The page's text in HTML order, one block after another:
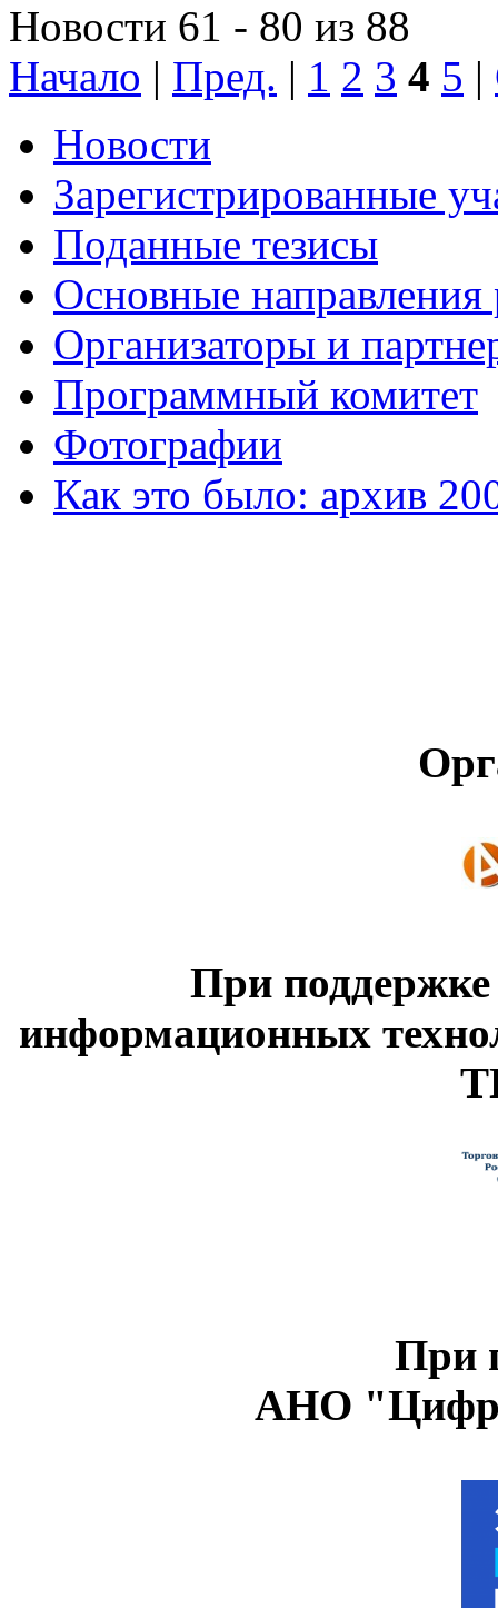
Новости 61 - 80 из 88
Начало | Пред. | 1 2 3 4 5 |
Новости
Зарегистрированные
Поданные тезисы
Основные направления
Организаторы и
Программный комитет
Фотографии
Как это было: архив
При
информационных
При
АНО